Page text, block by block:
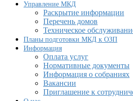
Управление МКД
Раскрытие информации
Перечень домов
Техническое
Планы подготовки МКД к ОЗП
Информация
Оплата услуг
Нормативные документы
Информация о собраниях
Вакансии
Приглашение к